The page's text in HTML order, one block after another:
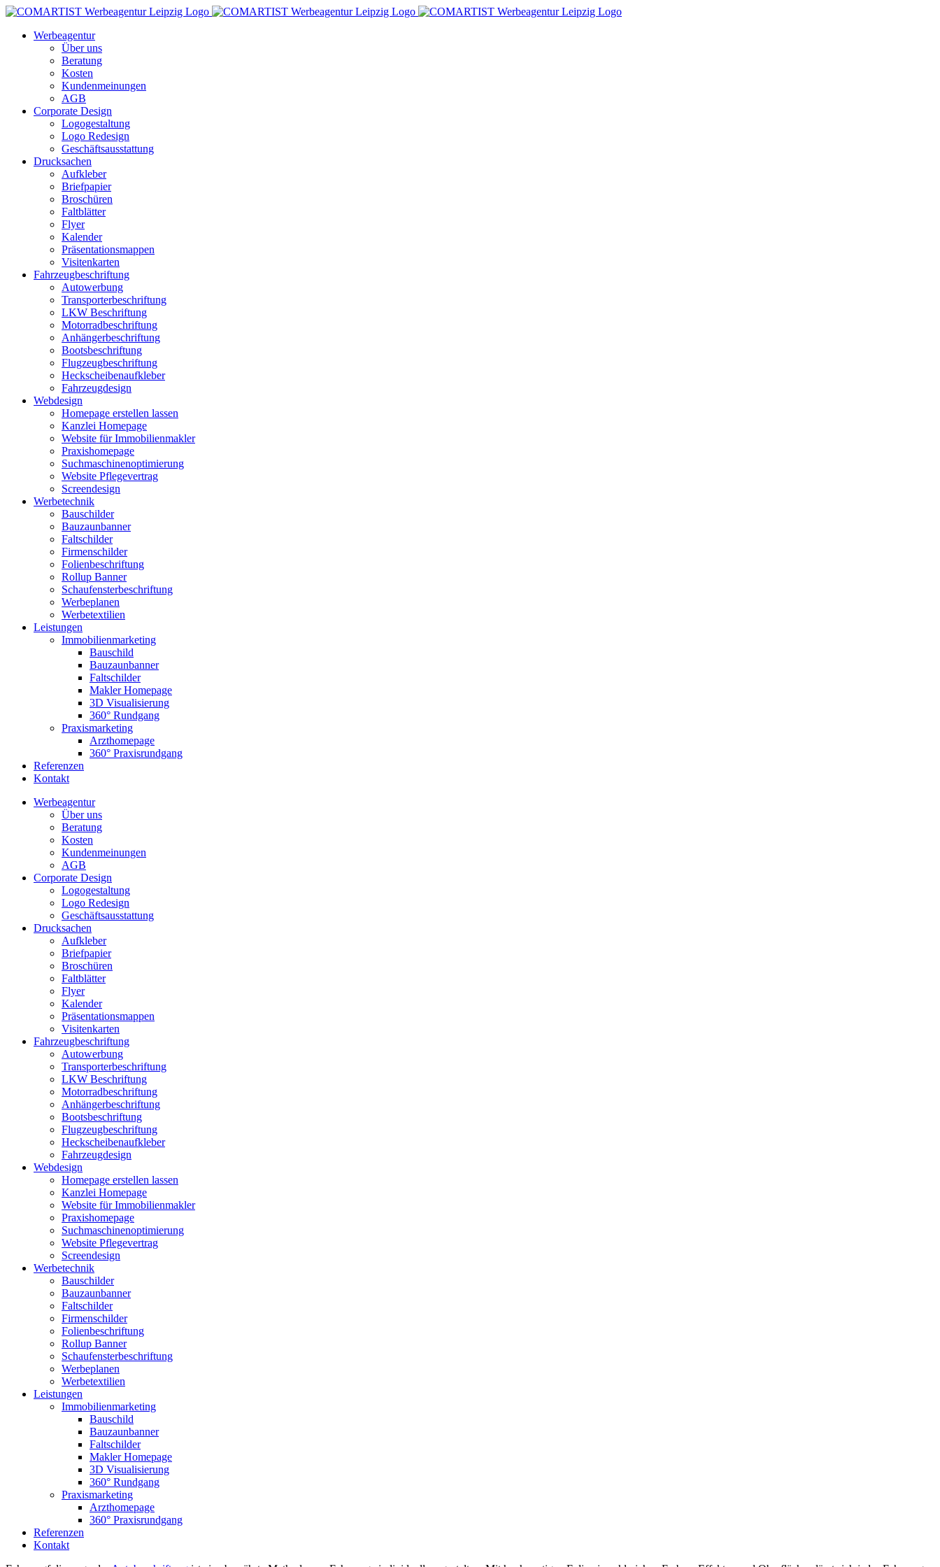
Zum
springenWerbeagentur
Über uns
Beratung
Kosten
Kundenmeinungen
AGB
Corporate Design
Logogestaltung
Logo Redesign
Geschäftsausstattung
Drucksachen
Aufkleber
Briefpapier
Broschüren
Faltblätter
Flyer
Kalender
Präsentationsmappen
Visitenkarten
Fahrzeugbeschriftung
Autowerbung
Transporterbeschriftung
LKW Beschriftung
Motorradbeschriftung
Anhängerbeschriftung
Bootsbeschriftung
Flugzeugbeschriftung
Heckscheibenaufkleber
Fahrzeugdesign
Webdesign
Homepage erstellen lassen
Kanzlei Homepage
Website für Immobilienmakler
Praxishomepage
Suchmaschinenoptimierung
Website Pflegevertrag
Screendesign
Werbetechnik
Bauschilder
Bauzaunbanner
Faltschilder
Firmenschilder
Folienbeschriftung
Rollup Banner
Schaufensterbeschriftung
Werbeplanen
Werbetextilien
Leistungen
Immobilienmarketing
Bauschild
Bauzaunbanner
Faltschilder
Makler Homepage
3D Visualisierung
360° Rundgang
Praxismarketing
Arzthomepage
360° Praxisrundgang
Referenzen
Kontakt
Werbeagentur
Über uns
Beratung
Kosten
Kundenmeinungen
AGB
Corporate Design
Logogestaltung
Logo Redesign
Geschäftsausstattung
Drucksachen
Aufkleber
Briefpapier
Broschüren
Faltblätter
Flyer
Kalender
Präsentationsmappen
Visitenkarten
Fahrzeugbeschriftung
Autowerbung
Transporterbeschriftung
LKW Beschriftung
Motorradbeschriftung
Anhängerbeschriftung
Bootsbeschriftung
Flugzeugbeschriftung
Heckscheibenaufkleber
Fahrzeugdesign
Webdesign
Homepage erstellen lassen
Kanzlei Homepage
Website für Immobilienmakler
Praxishomepage
Suchmaschinenoptimierung
Website Pflegevertrag
Screendesign
Werbetechnik
Bauschilder
Bauzaunbanner
Faltschilder
Firmenschilder
Folienbeschriftung
Rollup Banner
Schaufensterbeschriftung
Werbeplanen
Werbetextilien
Leistungen
Immobilienmarketing
Bauschild
Bauzaunbanner
Faltschilder
Makler Homepage
3D Visualisierung
360° Rundgang
Praxismarketing
Arzthomepage
360° Praxisrundgang
Referenzen
Kontakt